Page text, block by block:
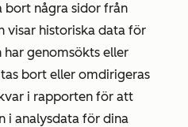
bort några sidor från
visar historiska data för
har genomsökts eller
bort eller omdirigeras
i rapporten för att
i analysdata för dina